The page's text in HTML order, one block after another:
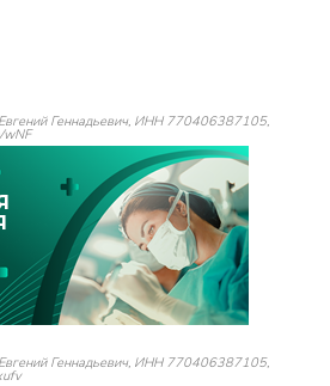
Геннадьевич, ИНН 770406387105,
Геннадьевич, ИНН 770406387105,